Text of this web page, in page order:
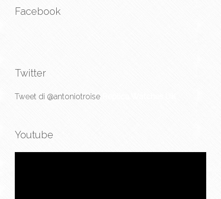
Facebook
Twitter
Tweet di @antoniotroise
Youtube